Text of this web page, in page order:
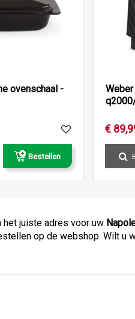
ovenschaal -
Bestellen
€ 89,
het juiste adres voor uw
op de webshop. Wilt u